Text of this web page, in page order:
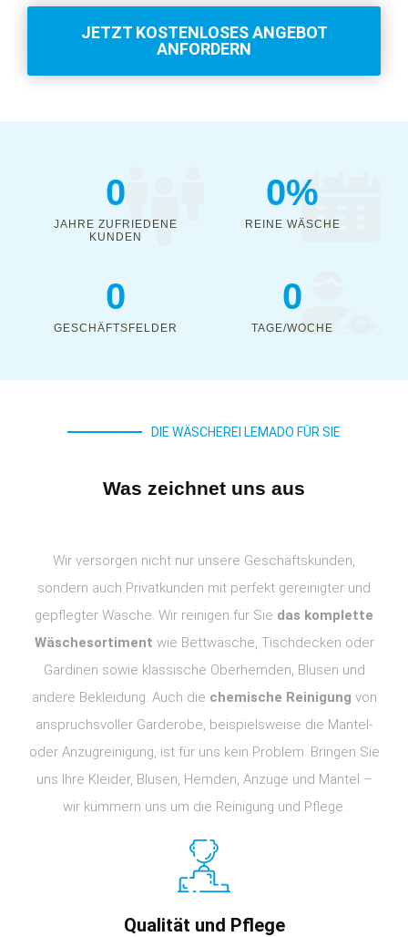
JETZT KOSTENLOSES ANGEBOT
ANFORDERN
0
JAHRE ZUFRIEDENE
KUNDEN
0%
REINE WÄSCHE
0
GESCHÄFTSFELDER
0
TAGE/WOCHE
DIE WÄSCHEREI LEMADO FÜR SIE
Was zeichnet uns aus
Wir versorgen nicht nur unsere Geschäftskunden,
sondern auch Privatkunden mit perfekt gereinigter und
gepflegter Wäsche. Wir reinigen für Sie das komplette
Wäschesortiment wie Bettwäsche, Tischdecken oder
Gardinen sowie klassische Oberhemden, Blusen und
andere Bekleidung. Auch die chemische Reinigung von
anspruchsvoller Garderobe, beispielsweise die Mantel-
oder Anzugreinigung, ist für uns kein Problem. Bringen Sie
uns Ihre Kleider, Blusen, Hemden, Anzüge und Mäntel –
wir kümmern uns um die Reinigung und Pflege.
Qualität und Pflege